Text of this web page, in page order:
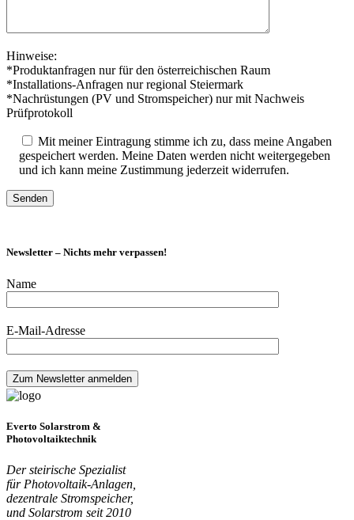
Hinweise:
*Produktanfragen nur für den österreichischen Raum
*Installations-Anfragen nur regional Steiermark
*Nachrüstungen (PV und Stromspeicher) nur mit Nachweis
Prüfprotokoll
Mit meiner Eintragung stimme ich zu, dass meine Angaben
gespeichert werden. Meine Daten werden nicht weitergegeben
und ich kann meine Zustimmung jederzeit widerrufen.
Newsletter – Nichts mehr verpassen!
Name
E-Mail-Adresse
Everto Solarstrom &
Photovoltaiktechnik
Der steirische Spezialist
für Photovoltaik-Anlagen,
dezentrale Stromspeicher,
und Solarstrom seit 2010